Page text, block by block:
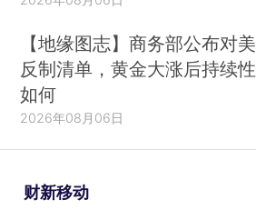
【地缘图志】商务部公布对美
反制清单，黄金大涨后持续性
如何
2026年08月06日
财新移动